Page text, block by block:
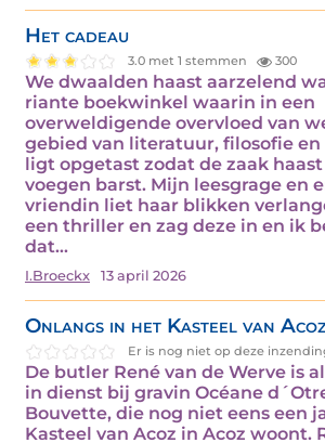
Het cadeau
3.0 met 1 stemmen 300
We dwaalden haast aarzelend
riante boekwinkel waarin in een
overweldigende overvloed van
gebied van literatuur, filosofie en
ligt opgetast zodat de zaak
voegen barst. Mijn leesgrage en
vriendin liet haar blikken
een thriller en zag deze in en ik
dat…
I.Broeckx 13 april 2026
Onlangs in het Kasteel van
Er is nog niet op deze
De butler René van de Werve is
in dienst bij gravin Océane
Bouvette, die nog niet eens een
Kasteel van Acoz in Acoz woont.